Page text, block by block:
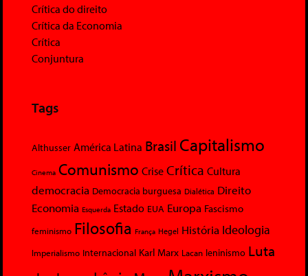
Crítica do direito
Crítica da Economia
Crítica
Conjuntura
Tags
Althusser América Latina Brasil Capitalismo
Cinema Comunismo Crise Crítica Cultura
democracia Democracia burguesa Dialética Direito
Economia Esquerda Estado EUA Europa Fascismo
feminismo Filosofia França Hegel História Ideologia
Imperialismo Internacional Karl Marx Lacan leninismo Luta